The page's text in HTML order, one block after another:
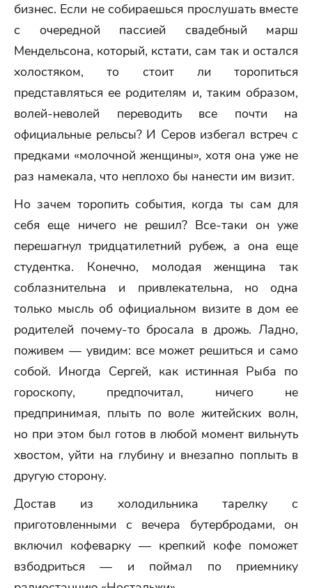
бизнес. Если не собираешься прослушать вместе
с очередной пассией свадебный марш
Мендельсона, который, кстати, сам так и остался
холостяком, то стоит ли торопиться
представляться ее родителям и, таким образом,
волей-неволей переводить все почти на
официальные рельсы? И Серов избегал встреч с
предками «молочной женщины», хотя она уже не
раз намекала, что неплохо бы нанести им визит.
Но зачем торопить события, когда ты сам для
себя еще ничего не решил? Все-таки он уже
перешагнул тридцатилетний рубеж, а она еще
студентка. Конечно, молодая женщина так
соблазнительна и привлекательна, но одна
только мысль об официальном визите в дом ее
родителей почему-то бросала в дрожь. Ладно,
поживем — увидим: все может решиться и само
собой. Иногда Сергей, как истинная Рыба по
гороскопу, предпочитал, ничего не
предпринимая, плыть по воле житейских волн,
но при этом был готов в любой момент вильнуть
хвостом, уйти на глубину и внезапно поплыть в
другую сторону.
Достав из холодильника тарелку с
приготовленными с вечера бутербродами, он
включил кофеварку — крепкий кофе поможет
взбодриться — и поймал по приемнику